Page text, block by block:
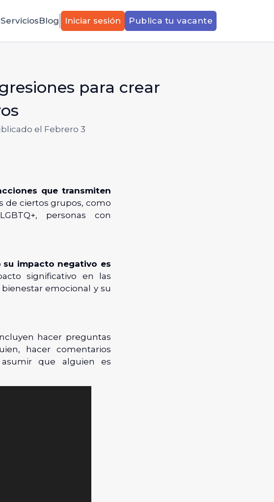
ServiciosBlog Iniciar sesión Publica tu vacante
para crear
el Febrero 3
que transmiten
de ciertos grupos, como
personas con
su impacto negativo es
significativo en las
emocional y su
hacer preguntas
hacer comentarios
que alguien es